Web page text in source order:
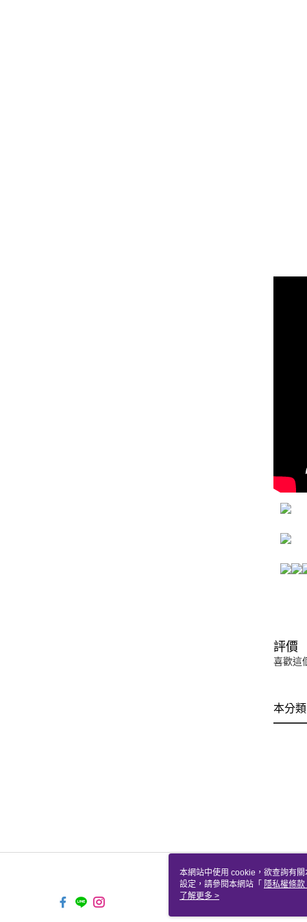
評價
喜歡這
本分
本網站中使用 cookie，欲查詢有
設定，請參閱本網站「 隱私權條款
使用 cookie。
了解更多 >